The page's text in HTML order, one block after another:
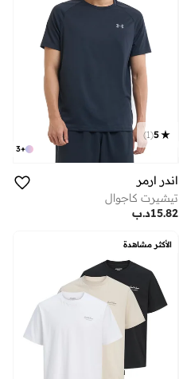
+
3
5
(
1
)
اندر ارمر
تيشيرت كاجوال
د.ب15.82
الأكثر مشاهدة